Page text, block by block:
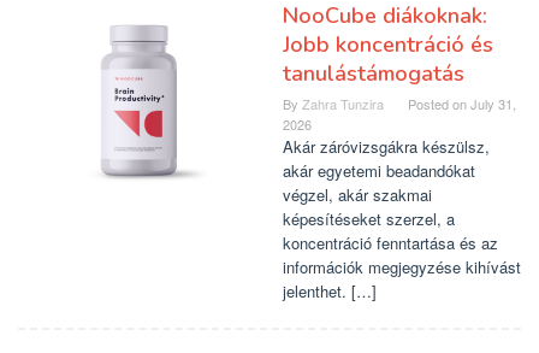
NooCube diákoknak:
Jobb koncentráció és
tanulástámogatás
By Zahra Tunzira Posted onJuly 31,
2026
Akár záróvizsgákra készülsz,
akár egyetemi beadandókat
végzel, akár szakmai
képesítéseket szerzel, a
koncentráció fenntartása és az
információk megjegyzése kihívást
jelenthet. […]